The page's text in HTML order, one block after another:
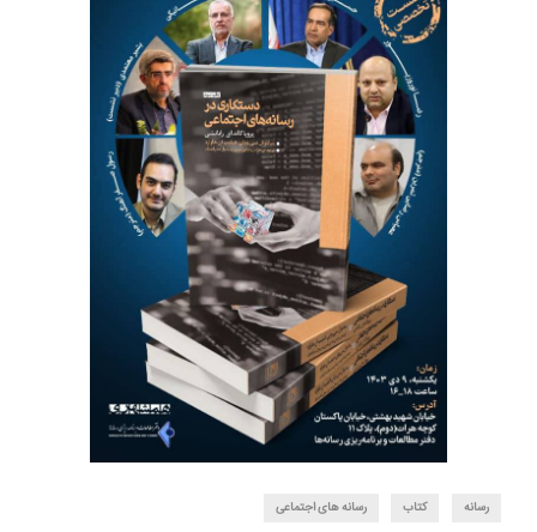
رسانه کتاب رسانه های اجتماعی